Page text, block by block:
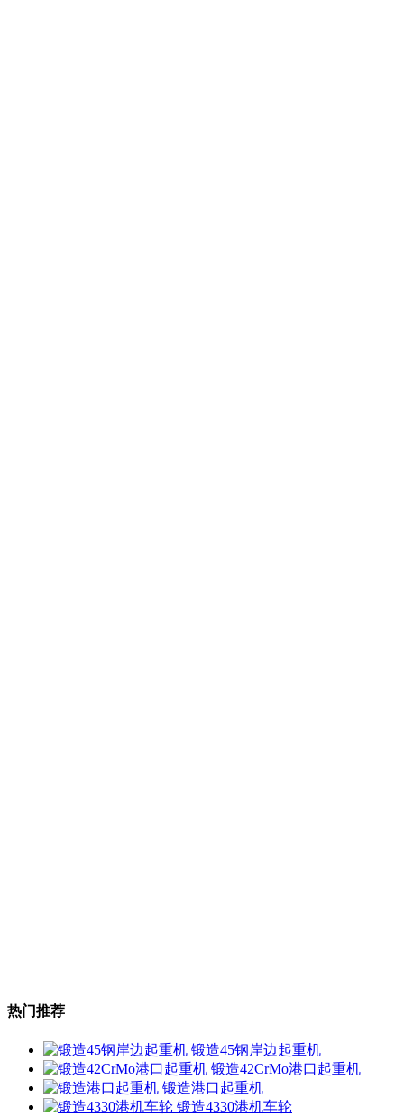
热门推荐
锻造45钢岸边起重机
锻造42CrMo港口起重机
锻造港口起重机
锻造4330港机车轮